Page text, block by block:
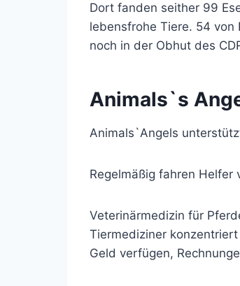
Dort fanden seither 99
lebensfrohe Tiere. 54
noch in der Obhut des
Animals`s
Animals`Angels
Regelmäßig fahren Helfer
Veterinärmedizin für
Tiermediziner
Geld verfügen,